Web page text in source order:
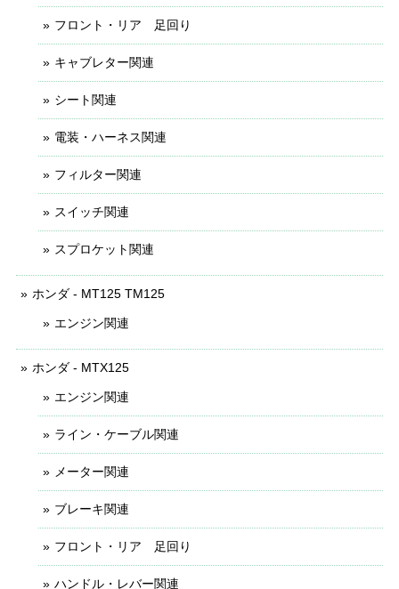
フロント・リア 足回り
キャブレター関連
シート関連
電装・ハーネス関連
フィルター関連
スイッチ関連
スプロケット関連
ホンダ - MT125 TM125
エンジン関連
ホンダ - MTX125
エンジン関連
ライン・ケーブル関連
メーター関連
ブレーキ関連
フロント・リア 足回り
ハンドル・レバー関連